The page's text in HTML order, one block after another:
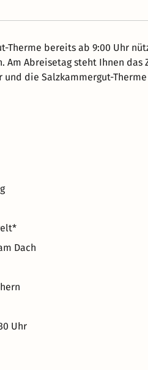
Therme bereits ab 9:00 Uhr
Am Abreisetag steht Ihnen das
und die Salzkammergut-
Dach
Uhr